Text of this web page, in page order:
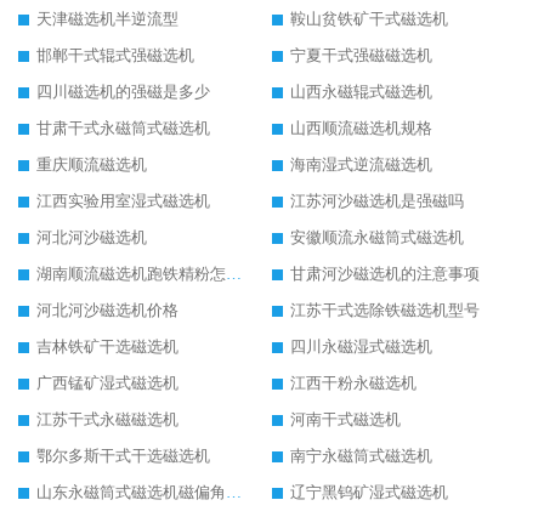
天津磁选机半逆流型
鞍山贫铁矿干式磁选机
邯郸干式辊式强磁选机
宁夏干式强磁磁选机
四川磁选机的强磁是多少
山西永磁辊式磁选机
甘肃干式永磁筒式磁选机
山西顺流磁选机规格
重庆顺流磁选机
海南湿式逆流磁选机
江西实验用室湿式磁选机
江苏河沙磁选机是强磁吗
河北河沙磁选机
安徽顺流永磁筒式磁选机
湖南顺流磁选机跑铁精粉怎么处理
甘肃河沙磁选机的注意事项
河北河沙磁选机价格
江苏干式选除铁磁选机型号
吉林铁矿干选磁选机
四川永磁湿式磁选机
广西锰矿湿式磁选机
江西干粉永磁选机
江苏干式永磁磁选机
河南干式磁选机
鄂尔多斯干式干选磁选机
南宁永磁筒式磁选机
山东永磁筒式磁选机磁偏角怎么调整
辽宁黑钨矿湿式磁选机